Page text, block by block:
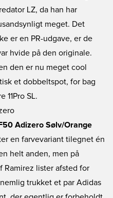
LZ, da han har
meget. Det
er en PR-udgave, er de
hvide på den originale.
den er nu meget cool
et dobbeltspot, for bag
11Pro SL.
Adizero Sølv/Orange
en farvevariant tilegnet én
helt anden, men på
Ramirez lister afsted for
trukket et par Adidas